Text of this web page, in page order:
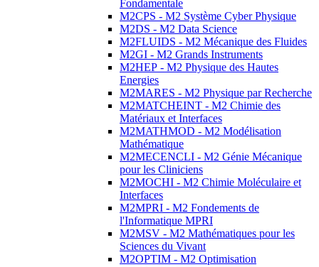
Fondamentale
M2CPS - M2 Système Cyber Physique
M2DS - M2 Data Science
M2FLUIDS - M2 Mécanique des Fluides
M2GI - M2 Grands Instruments
M2HEP - M2 Physique des Hautes
Energies
M2MARES - M2 Physique par Recherche
M2MATCHEINT - M2 Chimie des
Matériaux et Interfaces
M2MATHMOD - M2 Modélisation
Mathématique
M2MECENCLI - M2 Génie Mécanique
pour les Cliniciens
M2MOCHI - M2 Chimie Moléculaire et
Interfaces
M2MPRI - M2 Fondements de
l'Informatique MPRI
M2MSV - M2 Mathématiques pour les
Sciences du Vivant
M2OPTIM - M2 Optimisation